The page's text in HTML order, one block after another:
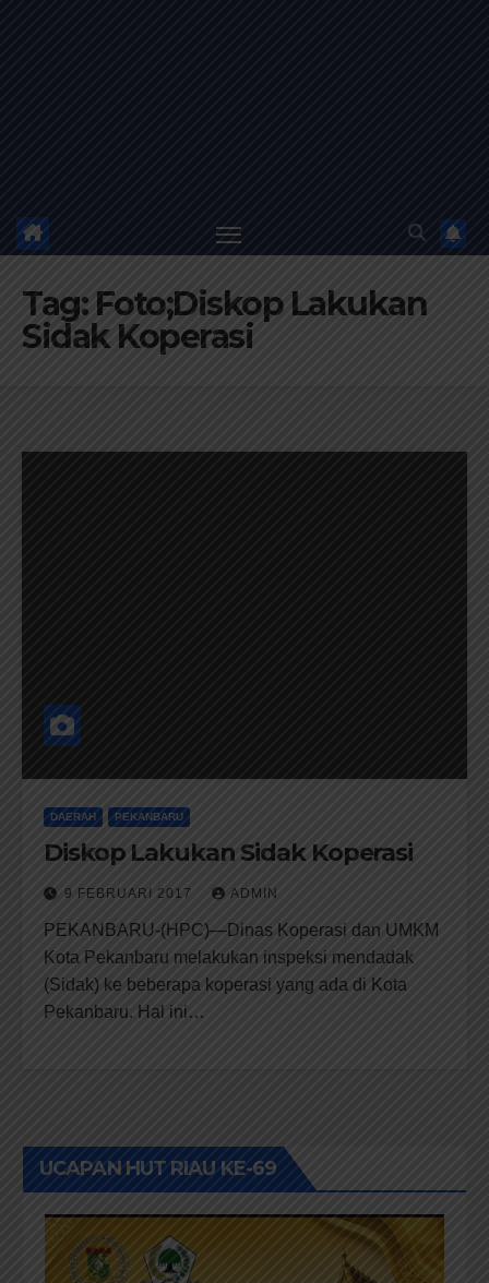
Tag: Foto;Diskop Lakukan
Sidak Koperasi
DAERAH PEKANBARU
Diskop Lakukan Sidak Koperasi
9 FEBRUARI 2017 ADMIN
PEKANBARU-(HPC)—Dinas Koperasi dan UMKM
Kota Pekanbaru melakukan inspeksi mendadak
(Sidak) ke beberapa koperasi yang ada di Kota
Pekanbaru.‎ Hal ini…
UCAPAN HUT RIAU KE-69